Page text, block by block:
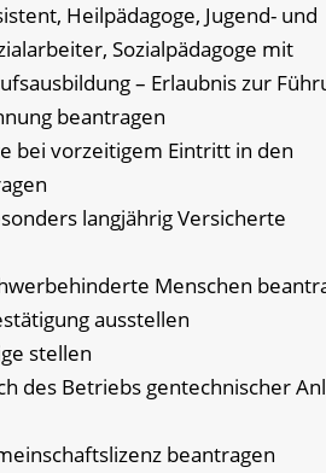
Heilpädagoge, Jugend- und
Sozialpädagoge mit
– Erlaubnis zur
beantragen
bei vorzeitigem Eintritt in den
langjährig Versicherte
Menschen
ausstellen
stellen
des Betriebs gentechnischer
beantragen